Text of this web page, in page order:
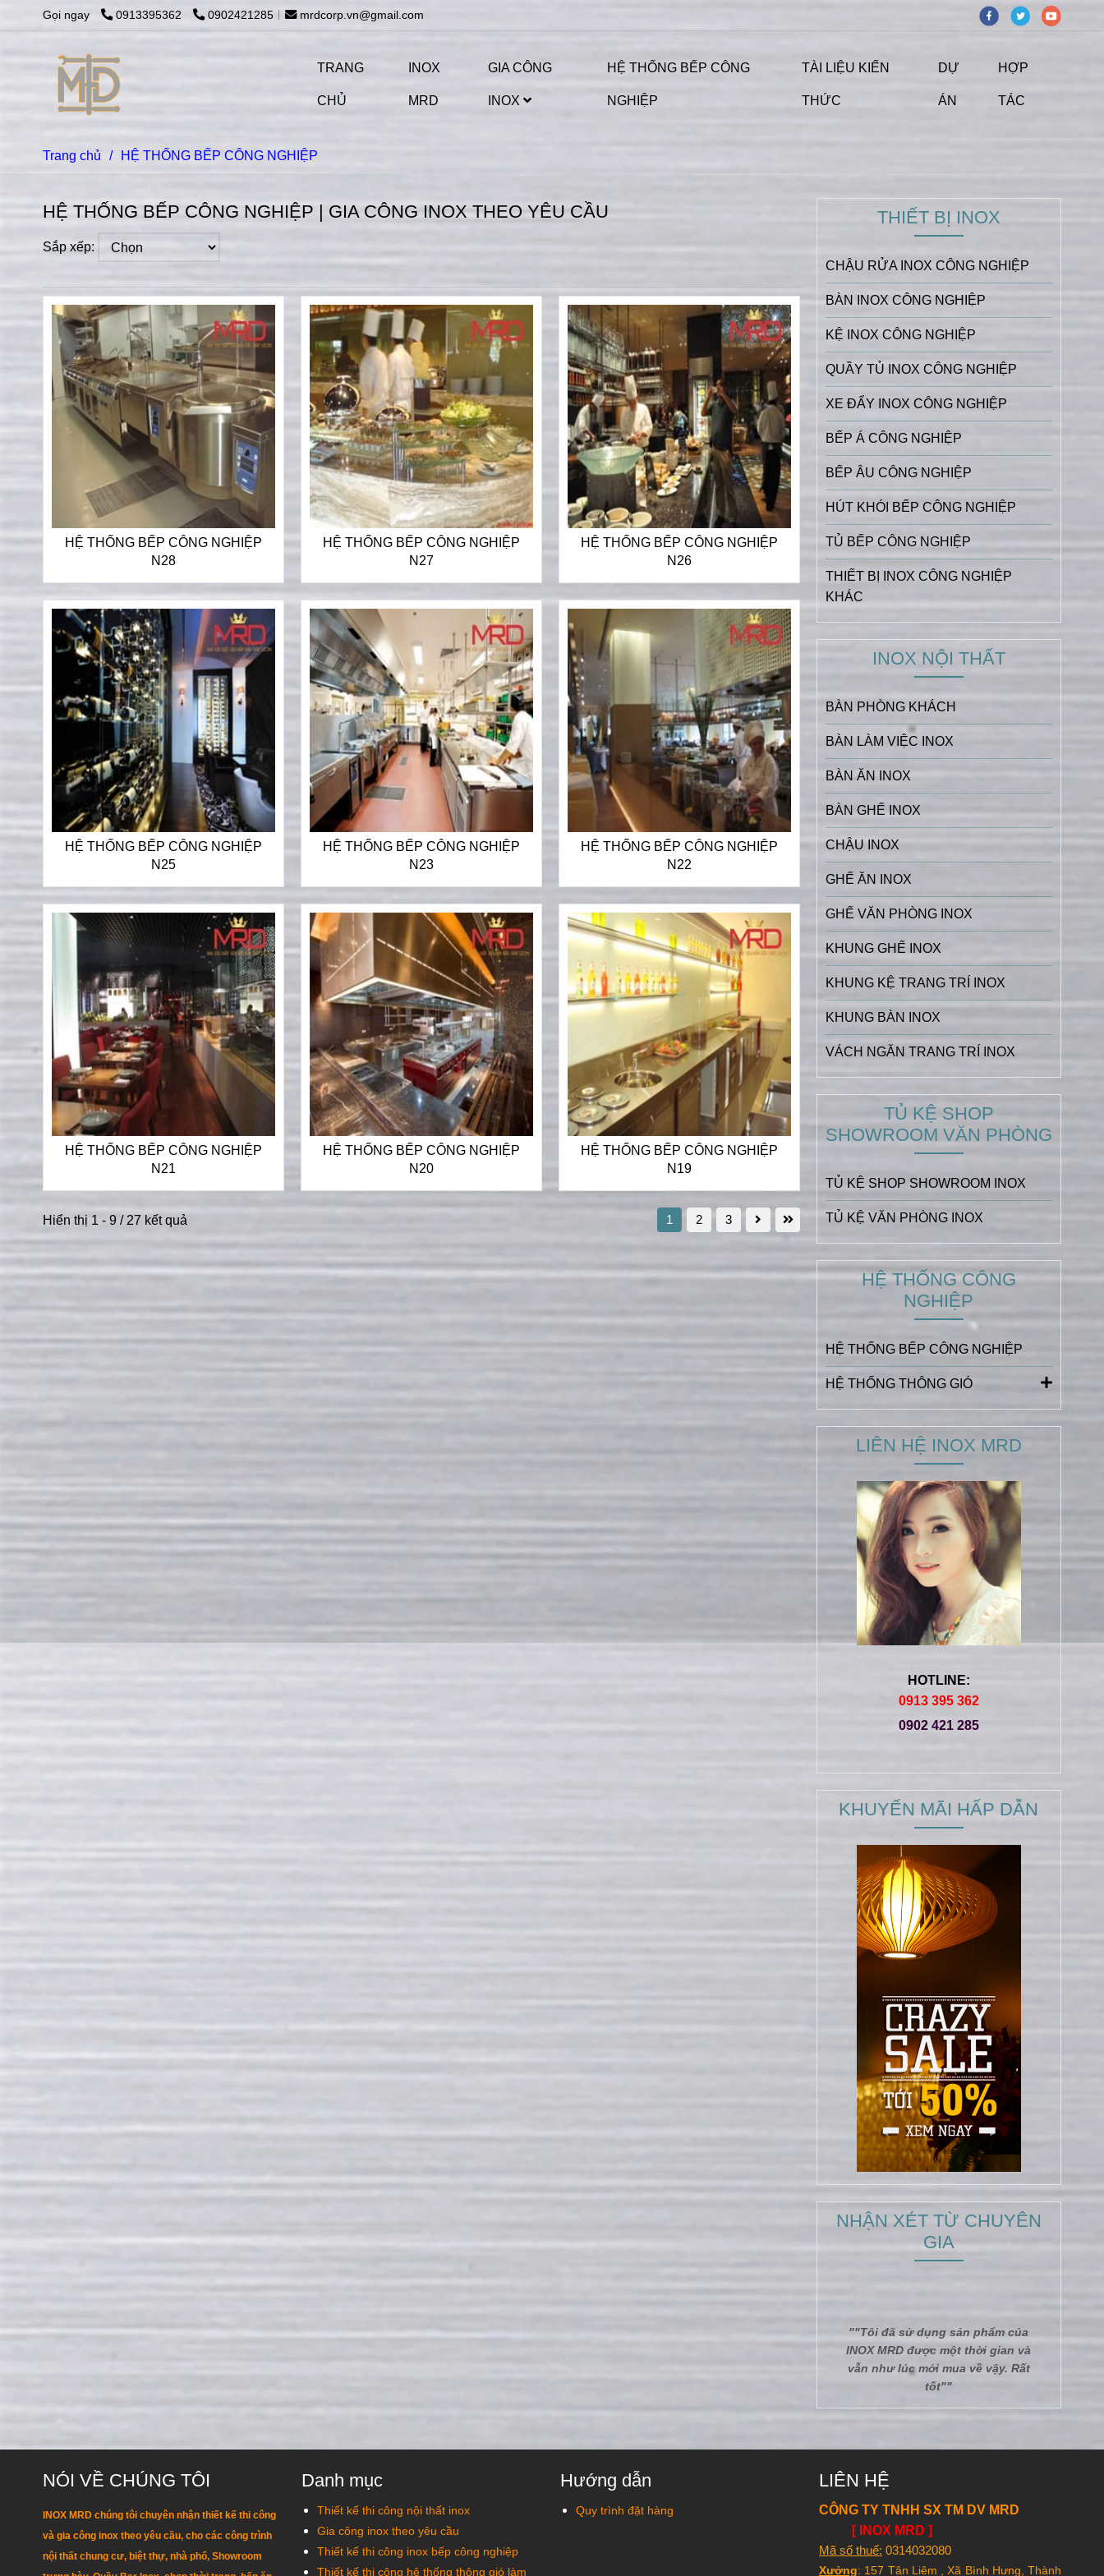
Gọi ngay 0913395362 0902421285 mrdcorp.vn@gmail.com
TRANG
CHỦ
INOX
MRD
GIA CÔNG
INOX
HỆ THỐNG BẾP CÔNG
NGHIỆP
TÀI LIỆU KIẾN
THỨC
DỰ
ÁN
HỢP
TÁC
Trang chủ / HỆ THỐNG BẾP CÔNG NGHIỆP
HỆ THỐNG BẾP CÔNG NGHIỆP | GIA CÔNG INOX THEO YÊU CẦU
Sắp xếp:
HỆ THỐNG BẾP CÔNG NGHIỆP
N28
HỆ THỐNG BẾP CÔNG NGHIỆP
N27
HỆ THỐNG BẾP CÔNG NGHIỆP
N26
HỆ THỐNG BẾP CÔNG NGHIỆP
N25
HỆ THỐNG BẾP CÔNG NGHIỆP
N23
HỆ THỐNG BẾP CÔNG NGHIỆP
N22
HỆ THỐNG BẾP CÔNG NGHIỆP
N21
HỆ THỐNG BẾP CÔNG NGHIỆP
N20
HỆ THỐNG BẾP CÔNG NGHIỆP
N19
Hiển thị 1 - 9 / 27 kết quả 1 2 3
THIẾT BỊ INOX
CHẬU RỬA INOX CÔNG NGHIỆP
BÀN INOX CÔNG NGHIỆP
KỆ INOX CÔNG NGHIỆP
QUẦY TỦ INOX CÔNG NGHIỆP
XE ĐẨY INOX CÔNG NGHIỆP
BẾP Á CÔNG NGHIỆP
BẾP ÂU CÔNG NGHIỆP
HÚT KHÓI BẾP CÔNG NGHIỆP
TỦ BẾP CÔNG NGHIỆP
THIẾT BỊ INOX CÔNG NGHIỆP
KHÁC
INOX NỘI THẤT
BÀN PHÒNG KHÁCH
BÀN LÀM VIỆC INOX
BÀN ĂN INOX
BÀN GHẾ INOX
CHẬU INOX
GHẾ ĂN INOX
GHẾ VĂN PHÒNG INOX
KHUNG GHẾ INOX
KHUNG KỆ TRANG TRÍ INOX
KHUNG BÀN INOX
VÁCH NGĂN TRANG TRÍ INOX
TỦ KỆ SHOP
SHOWROOM VĂN PHÒNG
TỦ KỆ SHOP SHOWROOM INOX
TỦ KỆ VĂN PHÒNG INOX
HỆ THỐNG CÔNG
NGHIỆP
HỆ THỐNG BẾP CÔNG NGHIỆP
HỆ THỐNG THÔNG GIÓ
LIÊN HỆ INOX MRD
HOTLINE:
0913 395 362
0902 421 285
KHUYẾN MÃI HẤP DẪN
NHẬN XÉT TỪ CHUYÊN
GIA
""Tôi đã sử dụng sản phẩm của
INOX MRD được một thời gian và
vẫn như lúc mới mua về vậy. Rất
tốt""
NÓI VỀ CHÚNG TÔI
INOX MRD chúng tôi chuyên nhận thiết kế thi công
và gia công inox theo yêu cầu, cho các công trình
nội thất chung cư, biệt thự, nhà phố, Showroom
Danh mục
Thiết kế thi công nội thất inox
Gia công inox theo yêu cầu
Thiết kế thi công inox bếp công nghiệp
Thiết kế thi công hệ thống thông gió làm
Hướng dẫn
Quy trình đặt hàng
LIÊN HỆ
CÔNG TY TNHH SX TM DV MRD
[ INOX MRD ]
Mã số thuế: 0314032080
Xưởng: 157 Tân Liêm , Xã Bình Hưng, Thành